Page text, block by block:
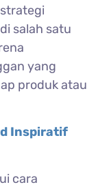
salah satu
yang
produk atau
Inspiratif
cara